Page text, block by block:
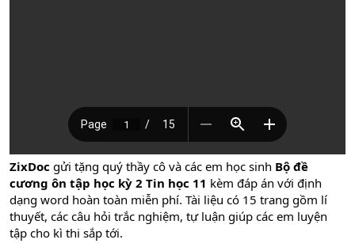
ZixDoc gửi tặng quý thầy cô và các em học sinh Bộ đề
cương ôn tập học kỳ 2 Tin học 11 kèm đáp án với định
dạng word hoàn toàn miễn phí. Tài liệu có 15 trang gồm lí
thuyết, các câu hỏi trắc nghiệm, tự luận giúp các em luyện
tập cho kì thi sắp tới.